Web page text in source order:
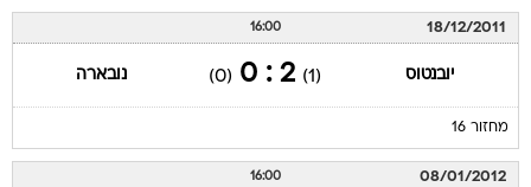
18/12/2011
16:00
יובנטוס (1)
2 : 0
(0) נובארה
מחזור 16
08/01/2012
16:00